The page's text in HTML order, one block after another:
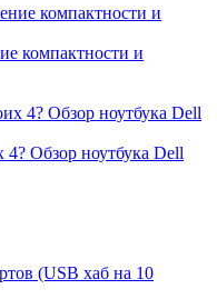
компактности и
4? Обзор ноутбука Dell